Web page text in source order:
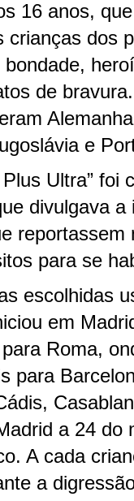
16 anos,
crianças dos
de
e
Ultra” foi
divulgava a
para se
escolhidas
em
Roma,
para
a 24 do
A cada
a